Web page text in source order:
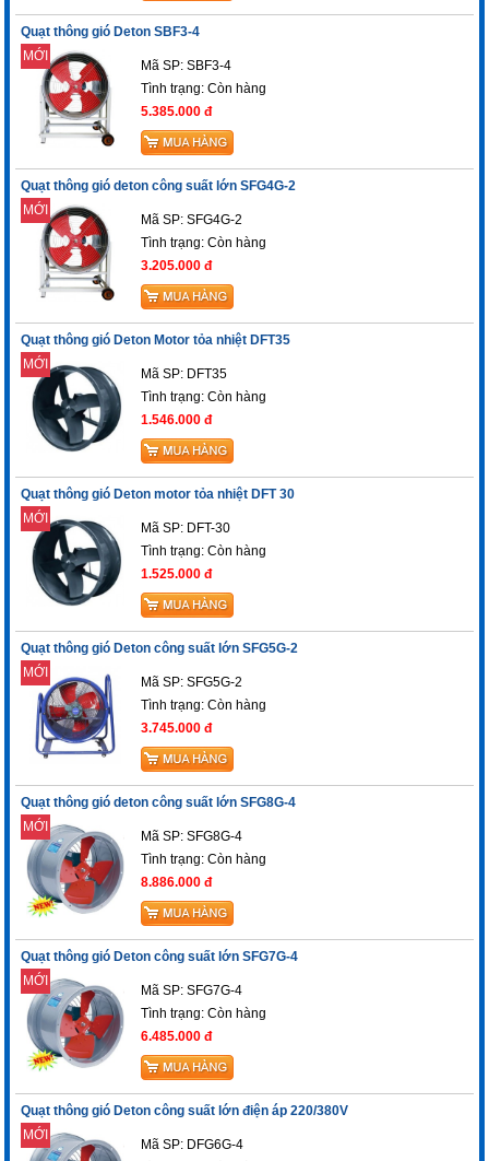
Quạt thông gió Deton SBF3-4
MỚI
Mã SP: SBF3-4
Tình trạng:Còn hàng
5.385.000 đ
Quạt thông gió deton công suất lớn SFG4G-2
MỚI
Mã SP: SFG4G-2
Tình trạng:Còn hàng
3.205.000 đ
Quạt thông gió Deton Motor tỏa nhiệt DFT35
MỚI
Mã SP: DFT35
Tình trạng:Còn hàng
1.546.000 đ
Quạt thông gió Deton motor tỏa nhiệt DFT 30
MỚI
Mã SP: DFT-30
Tình trạng:Còn hàng
1.525.000 đ
Quạt thông gió Deton công suất lớn SFG5G-2
MỚI
Mã SP: SFG5G-2
Tình trạng:Còn hàng
3.745.000 đ
Quạt thông gió deton công suất lớn SFG8G-4
MỚI
Mã SP: SFG8G-4
Tình trạng:Còn hàng
8.886.000 đ
Quạt thông gió Deton công suất lớn SFG7G-4
MỚI
Mã SP: SFG7G-4
Tình trạng:Còn hàng
6.485.000 đ
Quạt thông gió Deton công suất lớn điện áp 220/380V
MỚI
Mã SP: DFG6G-4